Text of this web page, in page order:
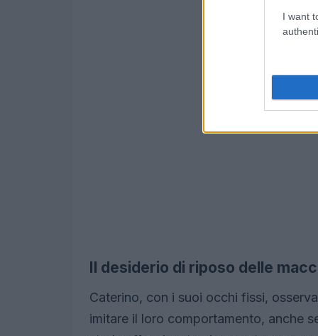
I want
Il desiderio di riposo delle
Caterino, con i suoi occhi fissi,
imitare il loro comportamento, anche